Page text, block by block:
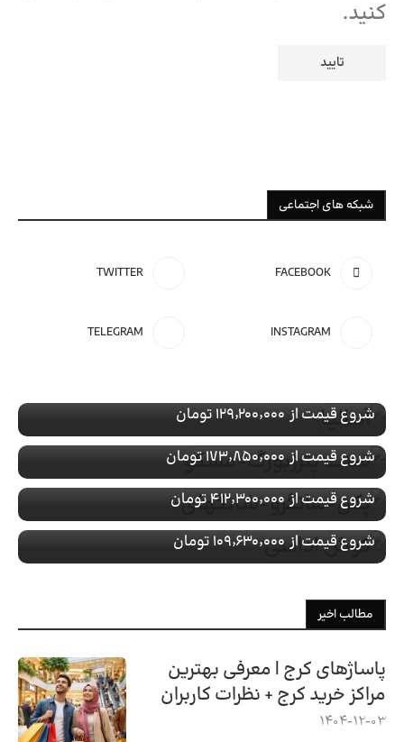
کنید.
شبکه های اجتماعی
FACEBOOK
TWITTER
INSTAGRAM
TELEGRAM
شروع قیمت از ۱۲۹٬۲۰۰٬۰۰۰ تومان
با پرواز
شروع قیمت از۱۷۳٬۸۵۰٬۰۰۰ تومان
تور ویژهچین
رزرو تور پکن-هانگزو-شانگهای
با پرواز
شروع قیمت از۴۱۲٬۳۰۰٬۰۰۰ تومان
تور ویژهترکیه
رزرو تور کوش اداسی
با پرواز
شروع قیمت از۱۰۹٬۶۳۰٬۰۰۰ تومان
مطالب اخیر
پاساژهای کرج | معرفی بهترین
مراکز خرید کرج + نظرات کاربران
1404-12-03